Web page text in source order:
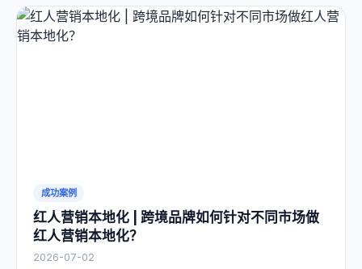
成功案例
红人营销本地化 | 跨境品牌如何针对不同市场做
红人营销本地化？
2026-07-02